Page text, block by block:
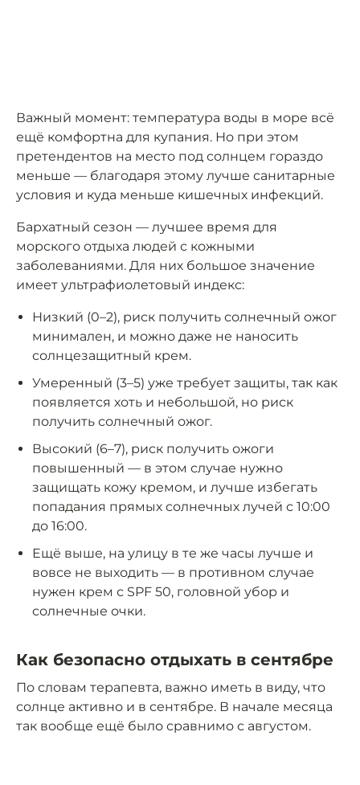
Важный момент: температура воды в море всё
ещё комфортна для купания. Но при этом
претендентов на место под солнцем гораздо
меньше — благодаря этому лучше санитарные
условия и куда меньше кишечных инфекций.
Бархатный сезон — лучшее время для
морского отдыха людей с кожными
заболеваниями. Для них большое значение
имеет ультрафиолетовый индекс:
Низкий (0–2), риск получить солнечный ожог
минимален, и можно даже не наносить
солнцезащитный крем.
Умеренный (3–5) уже требует защиты, так как
появляется хоть и небольшой, но риск
получить солнечный ожог.
Высокий (6–7), риск получить ожоги
повышенный — в этом случае нужно
защищать кожу кремом, и лучше избегать
попадания прямых солнечных лучей с 10:00
до 16:00.
Ещё выше, на улицу в те же часы лучше и
вовсе не выходить — в противном случае
нужен крем с SPF 50, головной убор и
солнечные очки.
Как безопасно отдыхать в сентябре
По словам терапевта, важно иметь в виду, что
солнце активно и в сентябре. В начале месяца
так вообще ещё было сравнимо с августом.